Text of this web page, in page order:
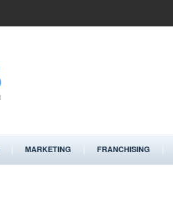
MARKETING FRANCHISING